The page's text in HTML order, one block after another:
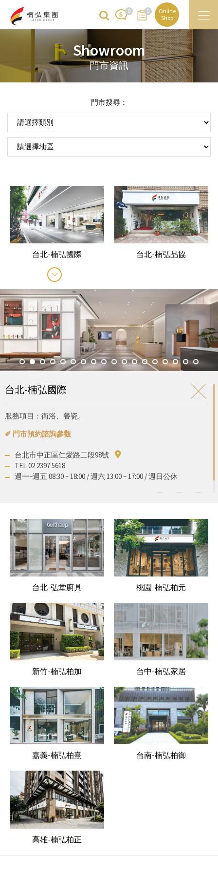
0 0
Online
Shop
Showroom
門市資訊
門市搜尋：
台北-楠弘國際
台北-楠弘國際
服務項目：衛浴、餐瓷。
✐ 門市預約諮詢參觀
台北市中正區仁愛路二段98號
TEL 02 2397 5618
週一~週五 08:30 ~ 18:00 / 週六 13:00 ~ 17:00 / 週日公休
台北-楠弘品協
台北-弘堂廚具 桃園-楠弘柏元
新竹-楠弘柏加 台中-楠弘家居
嘉義-楠弘柏熹 台南-楠弘柏御
高雄-楠弘柏正